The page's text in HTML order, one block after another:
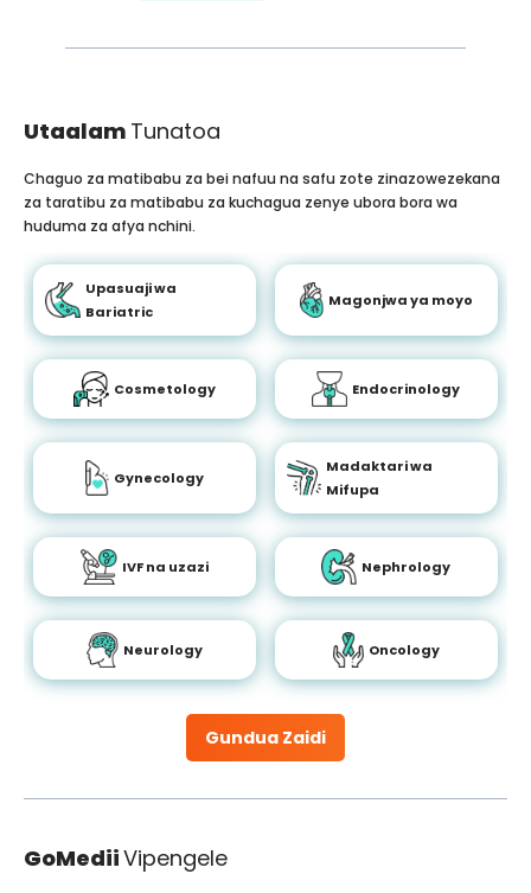
Utaalam Tunatoa
Gundua Zaidi
Chaguo za matibabu za bei nafuu na safu zote zinazowezekana
za taratibu za matibabu za kuchagua zenye ubora bora wa
huduma za afya nchini.
Upasuaji wa
Bariatric
Magonjwa ya moyo
Cosmetology Endocrinology
Gynecology
Madaktari wa
Mifupa
IVF na uzazi Nephrology
Neurology Oncology
GoMediiVipengele